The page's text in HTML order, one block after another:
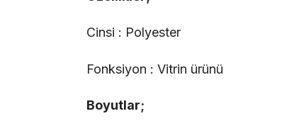
Cinsi : Polyester
Fonksiyon : Vitrin ürünü
Boyutlar;